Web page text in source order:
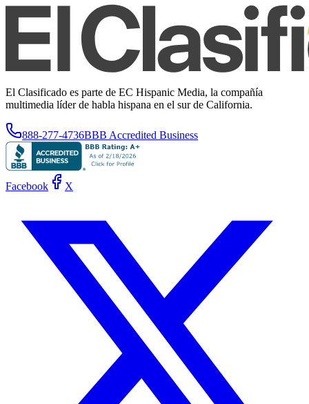
El Clasificado es parte de EC Hispanic Media, la compañía
multimedia líder de habla hispana en el sur de California.
888-277-4736BBB Accredited Business
Facebook X